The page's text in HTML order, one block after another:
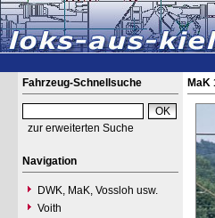
Fahrzeug-Schnellsuche
zur erweiterten Suche
Navigation
DWK, MaK, Vossloh usw.
Voith
MaK